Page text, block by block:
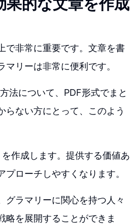
で非常に重要です。文章を書
リーは非常に便利です。
法について、PDF形式でまと
らない方にとって、このよう
作成します。提供する価値あ
ローチしやすくなります。
グラマリーに関心を持つ人々
略を展開することができま